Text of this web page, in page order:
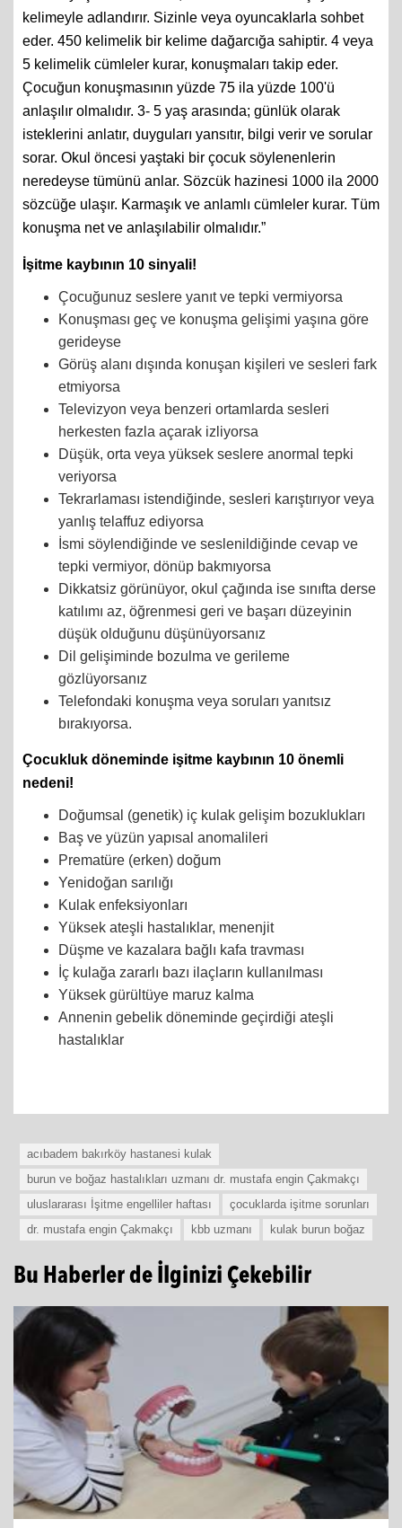
kelimeyle adlandırır. Sizinle veya oyuncaklarla sohbet
eder. 450 kelimelik bir kelime dağarcığa sahiptir. 4 veya
5 kelimelik cümleler kurar, konuşmaları takip eder.
Çocuğun konuşmasının yüzde 75 ila yüzde 100'ü
anlaşılır olmalıdır. 3- 5 yaş arasında; günlük olarak
isteklerini anlatır, duyguları yansıtır, bilgi verir ve sorular
sorar. Okul öncesi yaştaki bir çocuk söylenenlerin
neredeyse tümünü anlar. Sözcük hazinesi 1000 ila 2000
sözcüğe ulaşır. Karmaşık ve anlamlı cümleler kurar. Tüm
konuşma net ve anlaşılabilir olmalıdır.”
İşitme kaybının 10 sinyali!
Çocuğunuz seslere yanıt ve tepki vermiyorsa
Konuşması geç ve konuşma gelişimi yaşına göre
gerideyse
Görüş alanı dışında konuşan kişileri ve sesleri fark
etmiyorsa
Televizyon veya benzeri ortamlarda sesleri
herkesten fazla açarak izliyorsa
Düşük, orta veya yüksek seslere anormal tepki
veriyorsa
Tekrarlaması istendiğinde, sesleri karıştırıyor veya
yanlış telaffuz ediyorsa
İsmi söylendiğinde ve seslenildiğinde cevap ve
tepki vermiyor, dönüp bakmıyorsa
Dikkatsiz görünüyor, okul çağında ise sınıfta derse
katılımı az, öğrenmesi geri ve başarı düzeyinin
düşük olduğunu düşünüyorsanız
Dil gelişiminde bozulma ve gerileme
gözlüyorsanız
Telefondaki konuşma veya soruları yanıtsız
bırakıyorsa.
Çocukluk döneminde işitme kaybının 10 önemli
nedeni!
Doğumsal (genetik) iç kulak gelişim bozuklukları
Baş ve yüzün yapısal anomalileri
Prematüre (erken) doğum
Yenidoğan sarılığı
Kulak enfeksiyonları
Yüksek ateşli hastalıklar, menenjit
Düşme ve kazalara bağlı kafa travması
İç kulağa zararlı bazı ilaçların kullanılması
Yüksek gürültüye maruz kalma
Annenin gebelik döneminde geçirdiği ateşli
hastalıklar
acıbadem bakırköy hastanesi kulak
burun ve boğaz hastalıkları uzmanı dr. mustafa engin Çakmakçı
uluslararası İşitme engelliler haftası
çocuklarda işitme sorunları
dr. mustafa engin Çakmakçı
kbb uzmanı kulak burun boğaz
Bu Haberler de İlginizi Çekebilir